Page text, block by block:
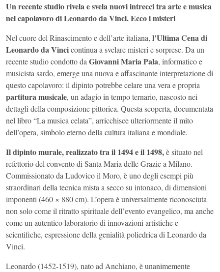
Un recente studio rivela e svela nuovi intrecci tra arte e musica
nel capolavoro di Leonardo da Vinci. Ecco i misteri
Nel cuore del Rinascimento e dell’arte italiana, l’Ultima Cena di
Leonardo da Vincicontinua a svelare misteri e sorprese. Da un
recente studio condotto daGiovanni Maria Pala, informatico e
musicista sardo, emerge una nuova e affascinante interpretazione di
questo capolavoro: il dipinto potrebbe celare una vera e propria
partitura musicale, un adagio in tempo ternario, nascosto nei
dettagli della composizione pittorica. Questa scoperta, documentata
nel libro “La musica celata”, arricchisce ulteriormente il mito
dell’opera, simbolo eterno della cultura italiana e mondiale.
Il dipinto murale, realizzato tra il 1494 e il 1498,è situato nel
refettorio del convento di Santa Maria delle Grazie a Milano.
Commissionato da Ludovico il Moro, è uno degli esempi più
straordinari della tecnica mista a secco su intonaco, di dimensioni
imponenti (460 × 880 cm). L’opera è universalmente riconosciuta
non solo come il ritratto spirituale dell’evento evangelico, ma anche
come un autentico laboratorio di innovazioni artistiche e
scientifiche, espressione della genialità poliedrica di Leonardo da
Vinci.
Leonardo (1452-1519), nato ad Anchiano, è unanimemente